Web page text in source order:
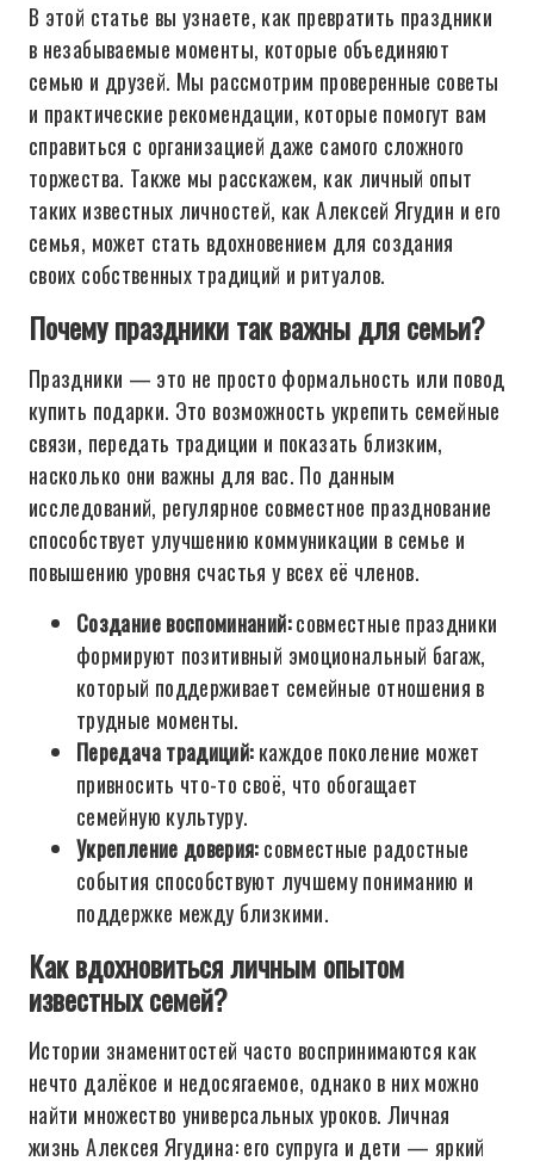
В этой статье вы узнаете, как превратить праздники
в незабываемые моменты, которые объединяют
семью и друзей. Мы рассмотрим проверенные советы
и практические рекомендации, которые помогут вам
справиться с организацией даже самого сложного
торжества. Также мы расскажем, как личный опыт
таких известных личностей, как Алексей Ягудин и его
семья, может стать вдохновением для создания
своих собственных традиций и ритуалов.
Почему праздники так важны для семьи?
Праздники — это не просто формальность или повод
купить подарки. Это возможность укрепить семейные
связи, передать традиции и показать близким,
насколько они важны для вас. По данным
исследований, регулярное совместное празднование
способствует улучшению коммуникации в семье и
повышению уровня счастья у всех её членов.
Создание воспоминаний:совместные праздники
формируют позитивный эмоциональный багаж,
который поддерживает семейные отношения в
трудные моменты.
Передача традиций:каждое поколение может
привносить что-то своё, что обогащает
семейную культуру.
Укрепление доверия:совместные радостные
события способствуют лучшему пониманию и
поддержке между близкими.
Как вдохновиться личным опытом
известных семей?
Истории знаменитостей часто воспринимаются как
нечто далёкое и недосягаемое, однако в них можно
найти множество универсальных уроков. Личная
жизнь Алексея Ягудина: его супруга и дети — яркий